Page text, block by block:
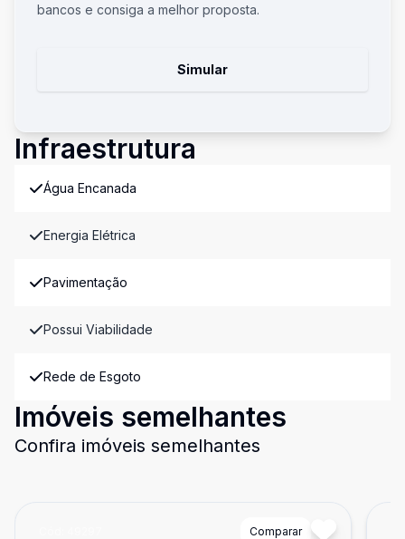
bancos e consiga a melhor proposta.
Simular
Infraestrutura
Água Encanada
Energia Elétrica
Pavimentação
Possui Viabilidade
Rede de Esgoto
Imóveis semelhantes
Confira imóveis semelhantes
Comparar